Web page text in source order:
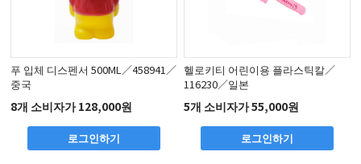
푸 입체 디스펜서 500ML／458941／
중국
8개 소비자가 128,000원
로그인하기
헬로키티 어린이용 플라스틱칼／
116230／일본
5개 소비자가 55,000원
로그인하기